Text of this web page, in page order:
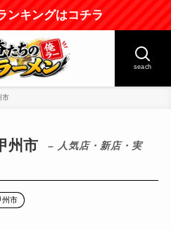
ンキングはコチラ
seach
市
州市
– 人気店・新店・実
州市